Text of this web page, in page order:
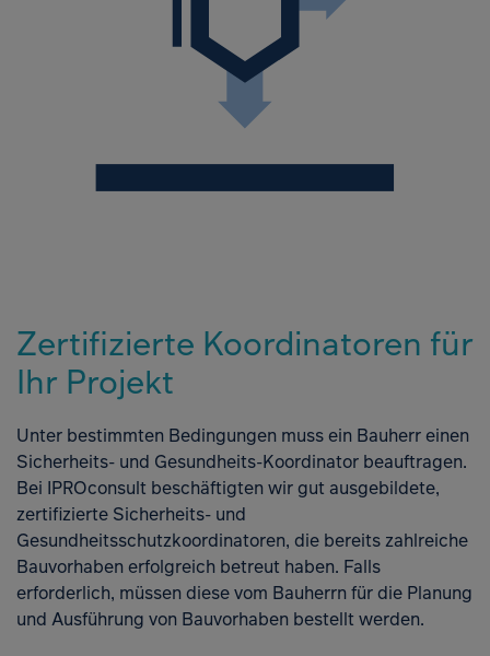
Zertifizierte Koordinatoren für
Ihr Projekt
Unter bestimmten Bedingungen muss ein Bauherr einen
Sicherheits- und Gesundheits-Koordinator beauftragen.
Bei IPROconsult beschäftigten wir gut ausgebil­dete,
zertifizierte Sicherheits- und
Gesundheitsschutzkoordinatoren, die bereits zahlreiche
Bauvorhaben erfolgreich betreut haben. Falls
erforderlich, müssen diese vom Bauherrn für die Planung
und Ausführung von Bauvorhaben bestellt werden.